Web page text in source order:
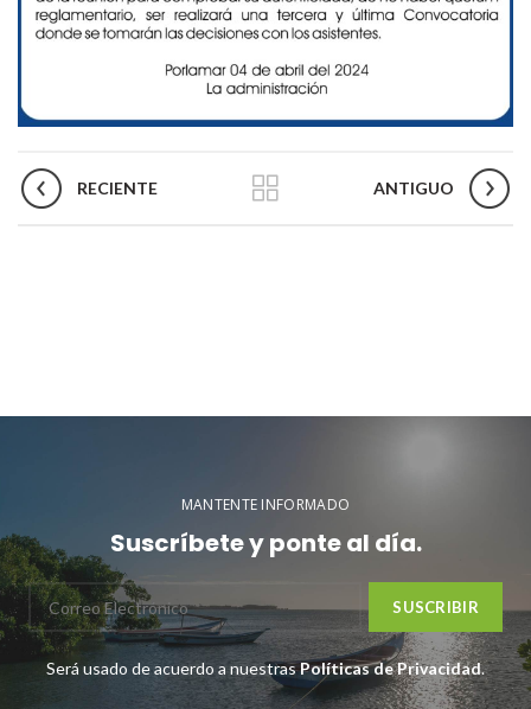
RECIENTE ANTIGUO
MANTENTE INFORMADO
Suscríbete y ponte al día.
Será usado de acuerdo a nuestrasPolíticas de Privacidad.